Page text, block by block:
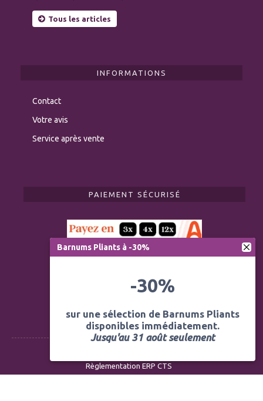
Tous les articles
INFORMATIONS
Contact
Votre avis
Service après vente
PAIEMENT SÉCURISÉ
Règlementation ERP CTS
Barnums Pliants à -30%
-30%
sur une sélection de Barnums Pliants
disponibles immédiatement.
Jusqu'au 31 août seulement